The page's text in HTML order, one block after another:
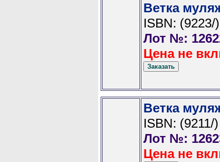
Ветка
ISBN: (9223/)
Лот №:
Цена не
Ветка
ISBN: (9211/)
Лот №:
Цена не